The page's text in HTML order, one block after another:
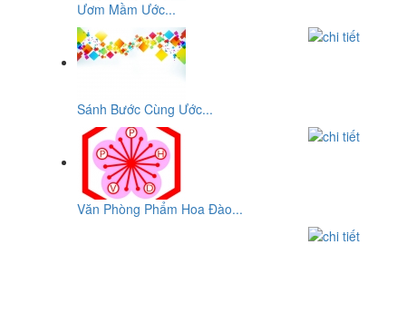
Ươm Mầm Ước...
Sánh Bước Cùng Ước...
Văn Phòng Phẩm Hoa Đào...